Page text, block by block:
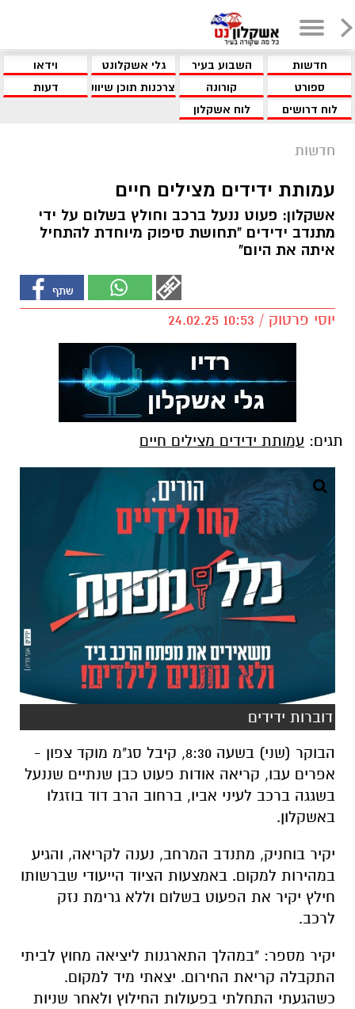
חדשות השבוע בעיר גלי אשקלונט
וידאו
ספורט
קורונה צרכנות תוכן שיווקי
דעות
לוח דרושים
לוח אשקלון
חדשות
עמותת ידידים מצילים חיים
אשקלון: פעוט ננעל ברכב וחולץ בשלום על ידי
מתנדב ידידים "תחושת סיפוק מיוחדת להתחיל
איתה את היום"
יוסי פרטוק / 10:53 24.02.25
תגים: עמותת ידידים מצילים חיים
דוברות ידידים
הבוקר (שני) בשעה 8:30, קיבל סג"מ מוקד צפון -
אפרים עבו, קריאה אודות פעוט כבן שנתיים שננעל
בשגגה ברכב לעיני אביו, ברחוב הרב דוד בוזגלו
באשקלון.
יקיר בוחניק, מתנדב המרחב, נענה לקריאה, והגיע
במהירות למקום. באמצעות הציוד הייעודי שברשותו
חילץ יקיר את הפעוט בשלום וללא גרימת נזק
לרכב.
יקיר מספר: "במהלך התארגנות ליציאה מחוץ לביתי
התקבלה קריאת החירום. יצאתי מיד למקום.
כשהגעתי התחלתי בפעולות החילוץ ולאחר שניות